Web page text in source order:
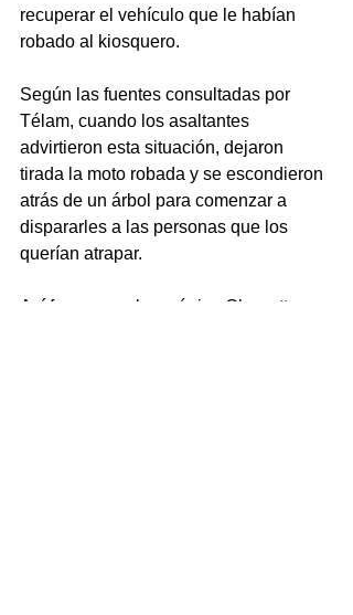
recuperar el vehículo que le habían
robado al kiosquero.
Según las fuentes consultadas por
Télam, cuando los asaltantes
advirtieron esta situación, dejaron
tirada la moto robada y se escondieron
atrás de un árbol para comenzar a
dispararles a las personas que los
querían atrapar.
Así fue como el mecánico Charrutte